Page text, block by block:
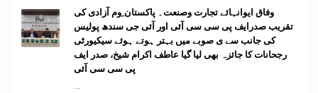
وفاق ایوانہائے تجارت وصنعت۔ پاکستان ِوم آزادی کی
تقریب صدرایف پی سی سی آئی اور آئی جی سندھ پولیس
کی جانب سے ی صوبے میں بہتر ہوتے ہوئے سیکیورٹی
رجحانات کا جائزہ بھی لیا گیا عاطف اکرام شیخ، صدر ایف
پی سی سی آئی
...